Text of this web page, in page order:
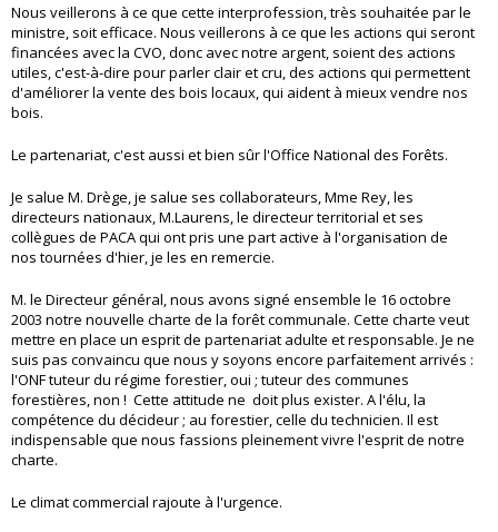
Nous veillerons à ce que cette interprofession, très souhaitée par le
ministre, soit efficace. Nous veillerons à ce que les actions qui seront
financées avec la CVO, donc avec notre argent, soient des actions
utiles, c'est-à-dire pour parler clair et cru, des actions qui permettent
d'améliorer la vente des bois locaux, qui aident à mieux vendre nos
bois.
Le partenariat, c'est aussi et bien sûr l'Office National des Forêts.
Je salue M. Drège, je salue ses collaborateurs, Mme Rey, les
directeurs nationaux, M.Laurens, le directeur territorial et ses
collègues de PACA qui ont pris une part active à l'organisation de
nos tournées d'hier, je les en remercie.
M. le Directeur général, nous avons signé ensemble le 16 octobre
2003 notre nouvelle charte de la forêt communale. Cette charte veut
mettre en place un esprit de partenariat adulte et responsable. Je ne
suis pas convaincu que nous y soyons encore parfaitement arrivés :
l'ONF tuteur du régime forestier, oui ; tuteur des communes
forestières, non ! Cette attitude ne doit plus exister. A l'élu, la
compétence du décideur ; au forestier, celle du technicien. Il est
indispensable que nous fassions pleinement vivre l'esprit de notre
charte.
Le climat commercial rajoute à l'urgence.